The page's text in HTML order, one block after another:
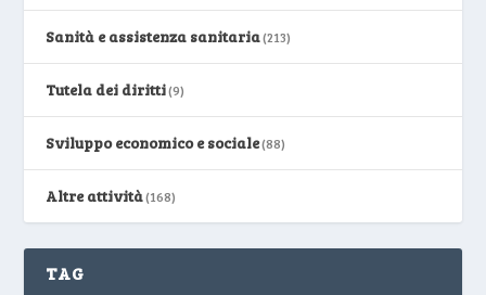
Sanità e assistenza sanitaria(213)
Tutela dei diritti(9)
Sviluppo economico e sociale(88)
Altre attività(168)
TAG